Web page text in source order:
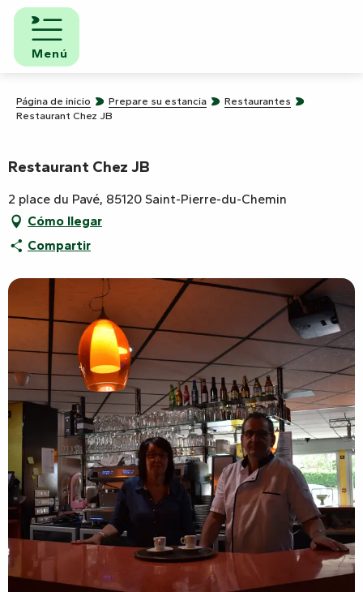
Aller
contenu
principal
Menú
Página de inicio Prepare su estancia
Restaurantes
Restaurant Chez JB
Restaurant Chez JB
2 place du Pavé, 85120 Saint-Pierre-du-Chemin
Cómo llegar
Compartir